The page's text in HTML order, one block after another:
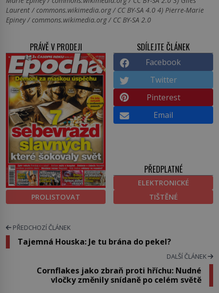
Laurent / commons.wikimedia.org / CC BY-SA 4.0 4) Pierre-Marie
Epiney / commons.wikimedia.org / CC BY-SA 2.0
PRÁVĚ V PRODEJI
PROLISTOVAT
SDÍLEJTE ČLÁNEK
Facebook
Twitter
Pinterest
Email
PŘEDPLATNÉ
ELEKTRONICKÉ
TIŠTĚNÉ
PŘEDCHOZÍ ČLÁNEK
Tajemná Houska: Je tu brána do pekel?
DALŠÍ ČLÁNEK
Cornflakes jako zbraň proti hříchu: Nudné
vločky změnily snídaně po celém světě